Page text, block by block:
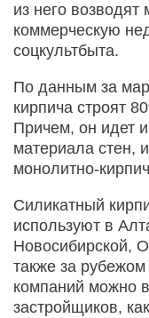
из него
коммерческую
соцкультбыта.
По данным за
кирпича строят
Причем, он идет
материала стен,
монолитно-
Силикатный
используют в
Новосибирской,
также за
компаний можно
застройщиков,